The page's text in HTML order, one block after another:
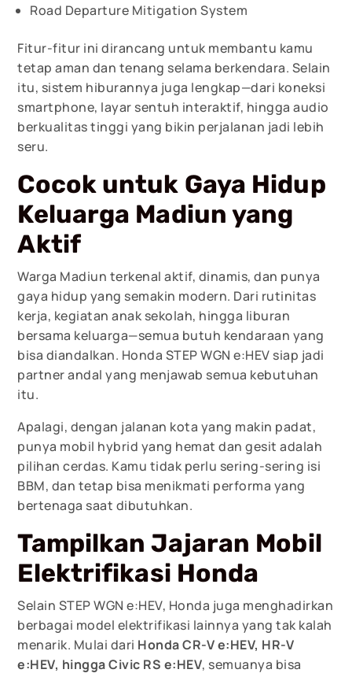
Road Departure Mitigation System
Fitur-fitur ini dirancang untuk membantu kamu
tetap aman dan tenang selama berkendara. Selain
itu, sistem hiburannya juga lengkap—dari koneksi
smartphone, layar sentuh interaktif, hingga audio
berkualitas tinggi yang bikin perjalanan jadi lebih
seru.
Cocok untuk Gaya Hidup
Keluarga Madiun yang
Aktif
Warga Madiun terkenal aktif, dinamis, dan punya
gaya hidup yang semakin modern. Dari rutinitas
kerja, kegiatan anak sekolah, hingga liburan
bersama keluarga—semua butuh kendaraan yang
bisa diandalkan. Honda STEP WGN e:HEV siap jadi
partner andal yang menjawab semua kebutuhan
itu.
Apalagi, dengan jalanan kota yang makin padat,
punya mobil hybrid yang hemat dan gesit adalah
pilihan cerdas. Kamu tidak perlu sering-sering isi
BBM, dan tetap bisa menikmati performa yang
bertenaga saat dibutuhkan.
Tampilkan Jajaran Mobil
Elektrifikasi Honda
Selain STEP WGN e:HEV, Honda juga menghadirkan
berbagai model elektrifikasi lainnya yang tak kalah
menarik. Mulai dari Honda CR-V e:HEV, HR-V
e:HEV, hingga Civic RS e:HEV, semuanya bisa